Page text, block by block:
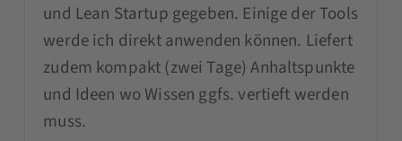
und Lean Startup gegeben. Einige der Tools
werde ich direkt anwenden können. Liefert
zudem kompakt (zwei Tage) Anhaltspunkte
und Ideen wo Wissen ggfs. vertieft werden
muss.